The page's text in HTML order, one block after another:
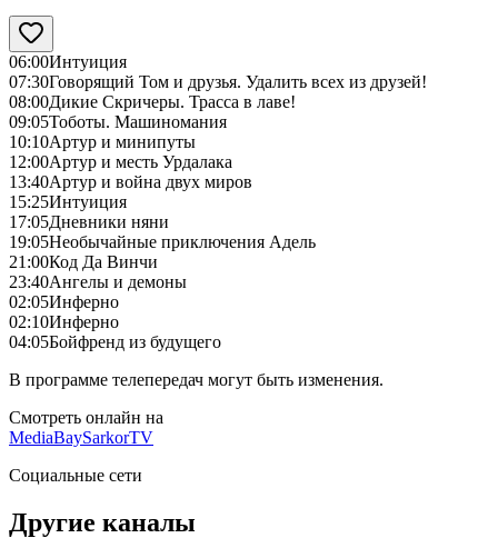
06:00Интуиция
07:30Говорящий Том и друзья. Удалить всех из друзей!
08:00Дикие Скричеры. Трасса в лаве!
09:05Тоботы. Машиномания
10:10Артур и минипуты
12:00Артур и месть Урдалака
13:40Артур и война двух миров
15:25Интуиция
17:05Дневники няни
19:05Необычайные приключения Адель
21:00Код Да Винчи
23:40Ангелы и демоны
02:05Инферно
02:10Инферно
04:05Бойфренд из будущего
В программе телепередач могут быть изменения.
Смотреть онлайн на
MediaBaySarkorTV
Социальные сети
Другие каналы